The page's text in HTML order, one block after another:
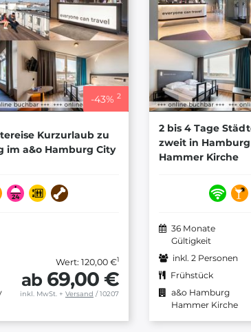
-43% 2
Kurzurlaub zu
im a&o Hamburg City
Wert: 120,00 €1
ab 69,00 €
inkl. MwSt. + Versand / 10207
2 bis 4 Tage
zweit in
Hammer Kirche
36 Monate
Gültigkeit
inkl. 2 Personen
Frühstück
a&o Hamburg
Hammer Kirche